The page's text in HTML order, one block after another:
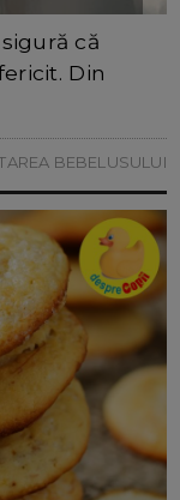
că
Din
BEBELUSULUI